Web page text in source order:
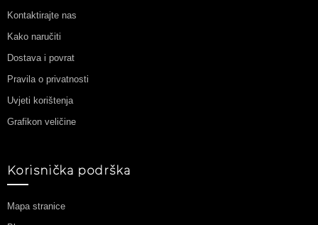
Kontaktirajte nas
Kako naručiti
Dostava i povrat
Pravila o privatnosti
Uvjeti korištenja
Grafikon veličine
Korisnička podrška
Mapa stranice